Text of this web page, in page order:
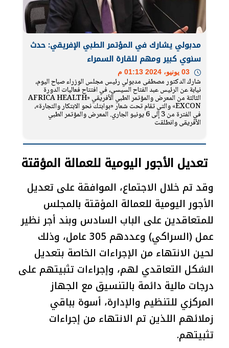
مدبولي يشارك في المؤتمر الطبي الإفريقي: حدث
سنوي كبير ومهم للقارة السمراء
شارك الدكتور مصطفى مدبولي رئيس مجلس الوزراء صباح اليوم،
نيابة عن الرئيس عبد الفتاح السيسي، في افتتاح فعاليات الدورة
الثالثة من المعرض والمؤتمر الطبي الأفريقي «AFRICA HEALTH
EXCON» والتي تقام تحت شعار «بوابتك نحو الابتكار والتجارة»،
في الفترة من 3 إلى 6 يونيو الجاري. المعرض والمؤتمر الطبي
الأفريقي وانطلقت
تعديل الأجور اليومية للعمالة المؤقتة
وقد تم خلال الاجتماع، الموافقة على تعديل
الأجور اليومية للعمالة المؤقتة بالمجلس
للمتعاقدين على الباب السادس وبند أجر نظير
عمل (السراكي) وعددهم 305 عامل، وذلك
لحين الانتهاء من الإجراءات الخاصة بتعديل
الشكل التعاقدي لهم، وإجراءات تثبيتهم على
درجات مالية دائمة بالتنسيق مع الجهاز
المركزي للتنظيم والإدارة، أسوة بباقي
زملائهم اللذين تم الانتهاء من إجراءات
تثبيتهم.